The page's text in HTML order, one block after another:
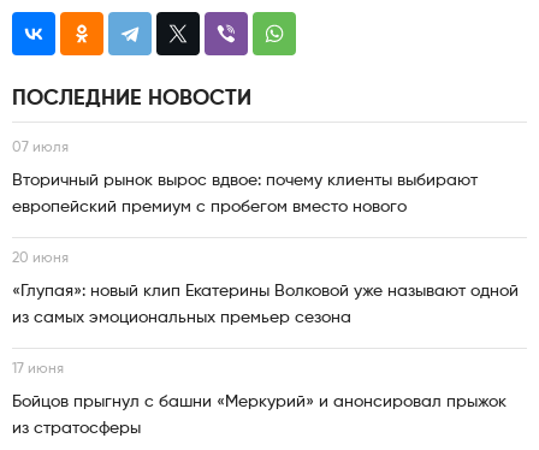
ПОСЛЕДНИЕ НОВОСТИ
07 июля
Вторичный рынок вырос вдвое: почему клиенты выбирают
европейский премиум с пробегом вместо нового
20 июня
«Глупая»: новый клип Екатерины Волковой уже называют одной
из самых эмоциональных премьер сезона
17 июня
Бойцов прыгнул с башни «Меркурий» и анонсировал прыжок
из стратосферы